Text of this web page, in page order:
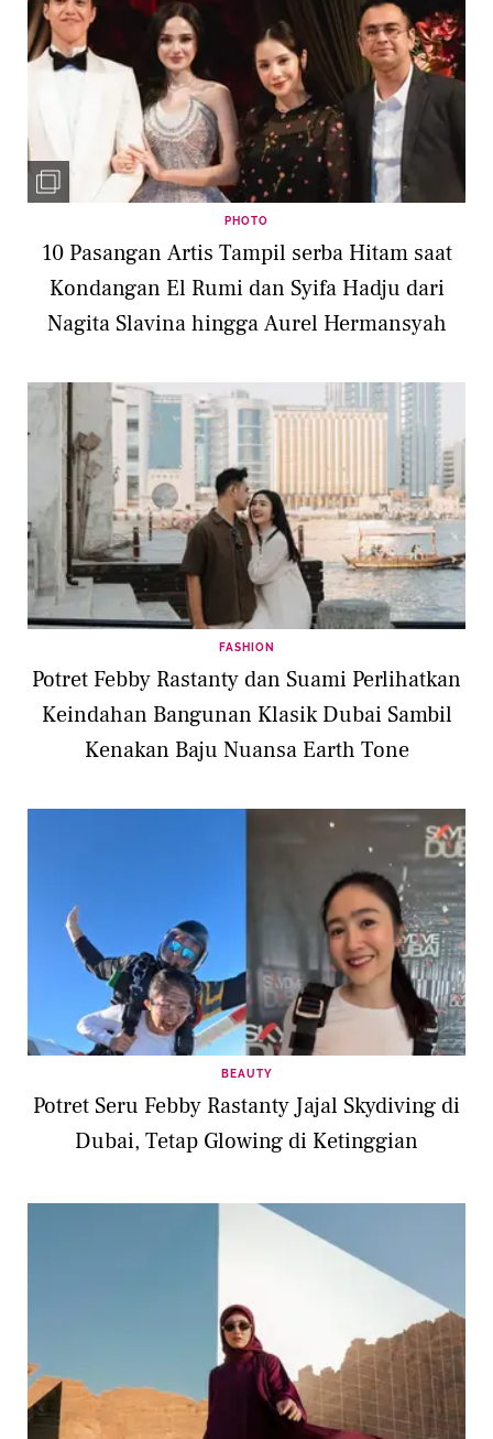
PHOTO
10 Pasangan Artis Tampil serba Hitam saat
Kondangan El Rumi dan Syifa Hadju dari
Nagita Slavina hingga Aurel Hermansyah
FASHION
Potret Febby Rastanty dan Suami Perlihatkan
Keindahan Bangunan Klasik Dubai Sambil
Kenakan Baju Nuansa Earth Tone
BEAUTY
Potret Seru Febby Rastanty Jajal Skydiving di
Dubai, Tetap Glowing di Ketinggian